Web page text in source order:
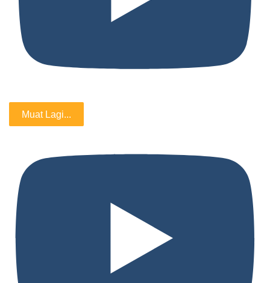
Muat Lagi...